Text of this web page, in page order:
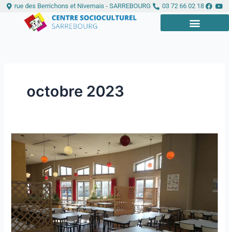
Aller rue des Berrichons et Nivernais - SARREBOURG 03 72 66 02 18
octobre 2023
Restaurant
Centre
Socioculturel
à
Sarrebourg
:
Fermeture
Panneau de gestion des cookies